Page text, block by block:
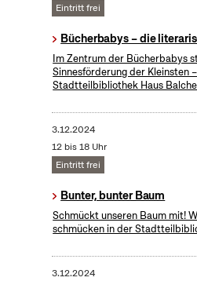
Eintritt frei
Bücherbabys – die
Im Zentrum der Bücherbabys
Sinnesförderung der Kleinsten
Stadtteilbibliothek Haus
3.12.2024
12 bis 18 Uhr
Eintritt frei
Bunter, bunter Baum
Schmückt unseren Baum mit!
schmücken in der
3.12.2024